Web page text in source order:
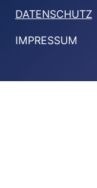
DATENSCHUTZ
IMPRESSUM